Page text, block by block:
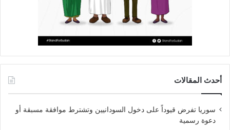
أحدث المقالات
سوريا تفرض قيوداً على دخول السودانيين وتشترط موافقة مسبقة أو
دعوة رسمية